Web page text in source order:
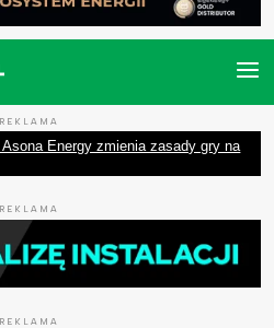
REKLAMA
Energy zmienia zasady gry na
REKLAMA
REKLAMA